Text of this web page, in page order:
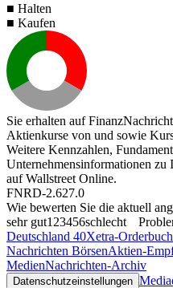
■ Halten
■ Kaufen
Sie erhalten auf
Aktienkurse von und sowie
Weitere Kennzahlen,
Unternehmensinformationen
aufWallstreet Online.
FNRD-2.627.0
Wie bewerten Sie die aktuell
sehr gut1 23456schlecht
Deutschland 40Xetra-Orderbuch
Nachrichten BörsenAktien-
MedienNachrichten-Archiv
Datenschutzeinstellungen